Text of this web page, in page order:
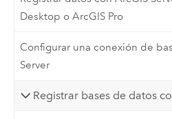
Desktop o ArcGIS Pro
Configurar una conexión de
Server
Registrar bases de datos